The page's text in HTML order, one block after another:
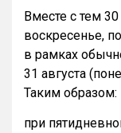
Вместе с тем
воскресенье,
в рамках
31 августа
Таким образом:
при